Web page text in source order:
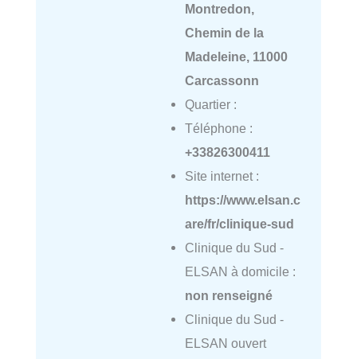
Montredon,
Chemin de la
Madeleine, 11000
Carcassonn
Quartier :
Téléphone :
+33826300411
Site internet :
https://www.elsan.c
are/fr/clinique-sud
Clinique du Sud -
ELSAN à domicile :
non renseigné
Clinique du Sud -
ELSAN ouvert